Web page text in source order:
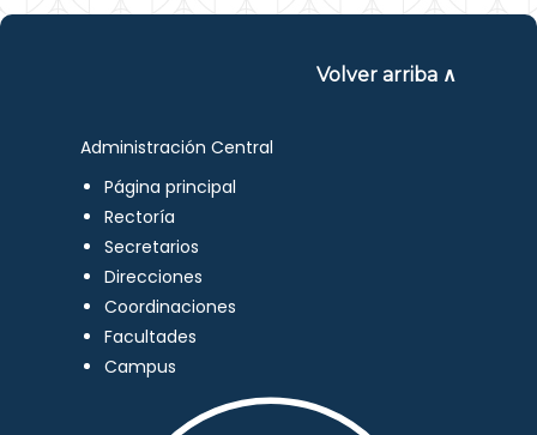
Volver arriba ∧
Administración Central
Página principal
Rectoría
Secretarios
Direcciones
Coordinaciones
Facultades
Campus